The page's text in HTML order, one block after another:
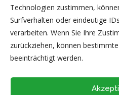
Technologien zustimmen,
Surfverhalten oder eindeutige
verarbeiten. Wenn Sie Ihre
zurückziehen, können
beeinträchtigt werden.